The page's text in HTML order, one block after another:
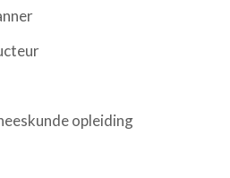
opleiding